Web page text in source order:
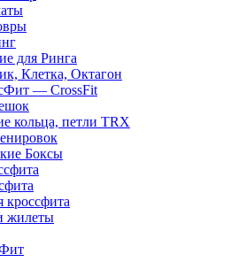
для Ринга
Клетка, Октагон
— CrossFit
кольца, петли TRX
Боксы
кроссфита
жилеты